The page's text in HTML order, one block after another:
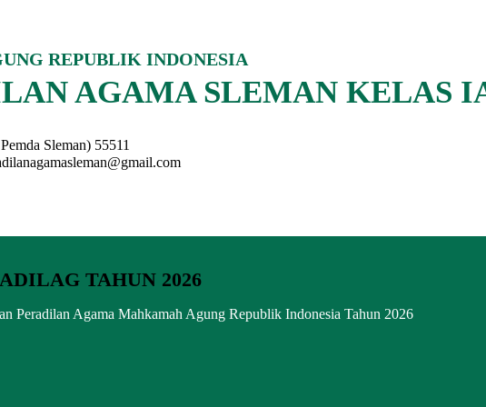
REPUBLIK INDONESIA
AGAMA SLEMAN KELAS
Sleman) 55511
TAHUN 2026
Peradilan Agama Mahkamah Agung Republik Indonesia Tahun 2026